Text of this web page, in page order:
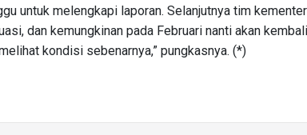
untuk melengkapi laporan. Selanjutnya tim
dan kemungkinan pada Februari nanti akan
kondisi sebenarnya,” pungkasnya. (*)